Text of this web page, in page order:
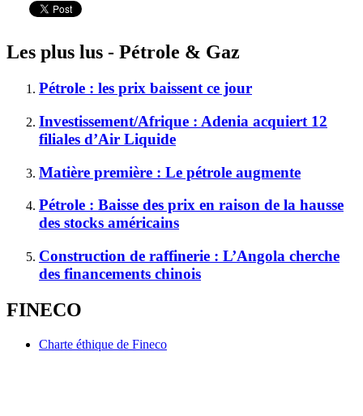
Les plus lus - Pétrole & Gaz
Pétrole : les prix baissent ce jour
Investissement/Afrique : Adenia acquiert 12
filiales d’Air Liquide
Matière première : Le pétrole augmente
Pétrole : Baisse des prix en raison de la hausse
des stocks américains
Construction de raffinerie : L’Angola cherche
des financements chinois
FINECO
Charte éthique de Fineco